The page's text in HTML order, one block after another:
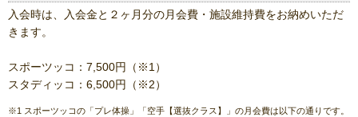
入会時は、入会金と２ヶ月分の月会費・施設維持費をお納めいただ
きます。
スポーツッコ：7,500円（※1）
スタディッコ：6,500円（※2）
※1 スポーツッコの「プレ体操」「空手【選抜クラス】」の月会費は以下の通りです。